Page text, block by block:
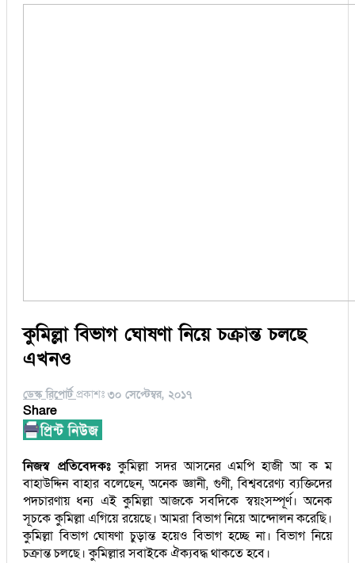
কুমিল্লা বিভাগ ঘোষণা নিয়ে চক্রান্ত চলছে
এখনও
ডেস্ক রিপোর্ট প্রকাশঃ ৩০ সেপ্টেম্বর, ২০১৭
Share
নিজস্ব প্রতিবেদকঃকুমিল্লা সদর আসনের এমপি হাজী আ ক ম
বাহাউদ্দিন বাহার বলেছেন, অনেক জ্ঞানী, গুণী, বিশ্ববরেণ্য ব্যক্তিদের
পদচারণায় ধন্য এই কুমিল্লা আজকে সবদিকে স্বয়ংসম্পূর্ণ। অনেক
সূচকে কুমিল্লা এগিয়ে রয়েছে। আমরা বিভাগ নিয়ে আন্দোলন করেছি।
কুমিল্লা বিভাগ ঘোষণা চুড়ান্ত হয়েও বিভাগ হচ্ছে না। বিভাগ নিয়ে
চক্রান্ত চলছে। কুমিল্লার সবাইকে ঐক্যবদ্ধ থাকতে হবে।